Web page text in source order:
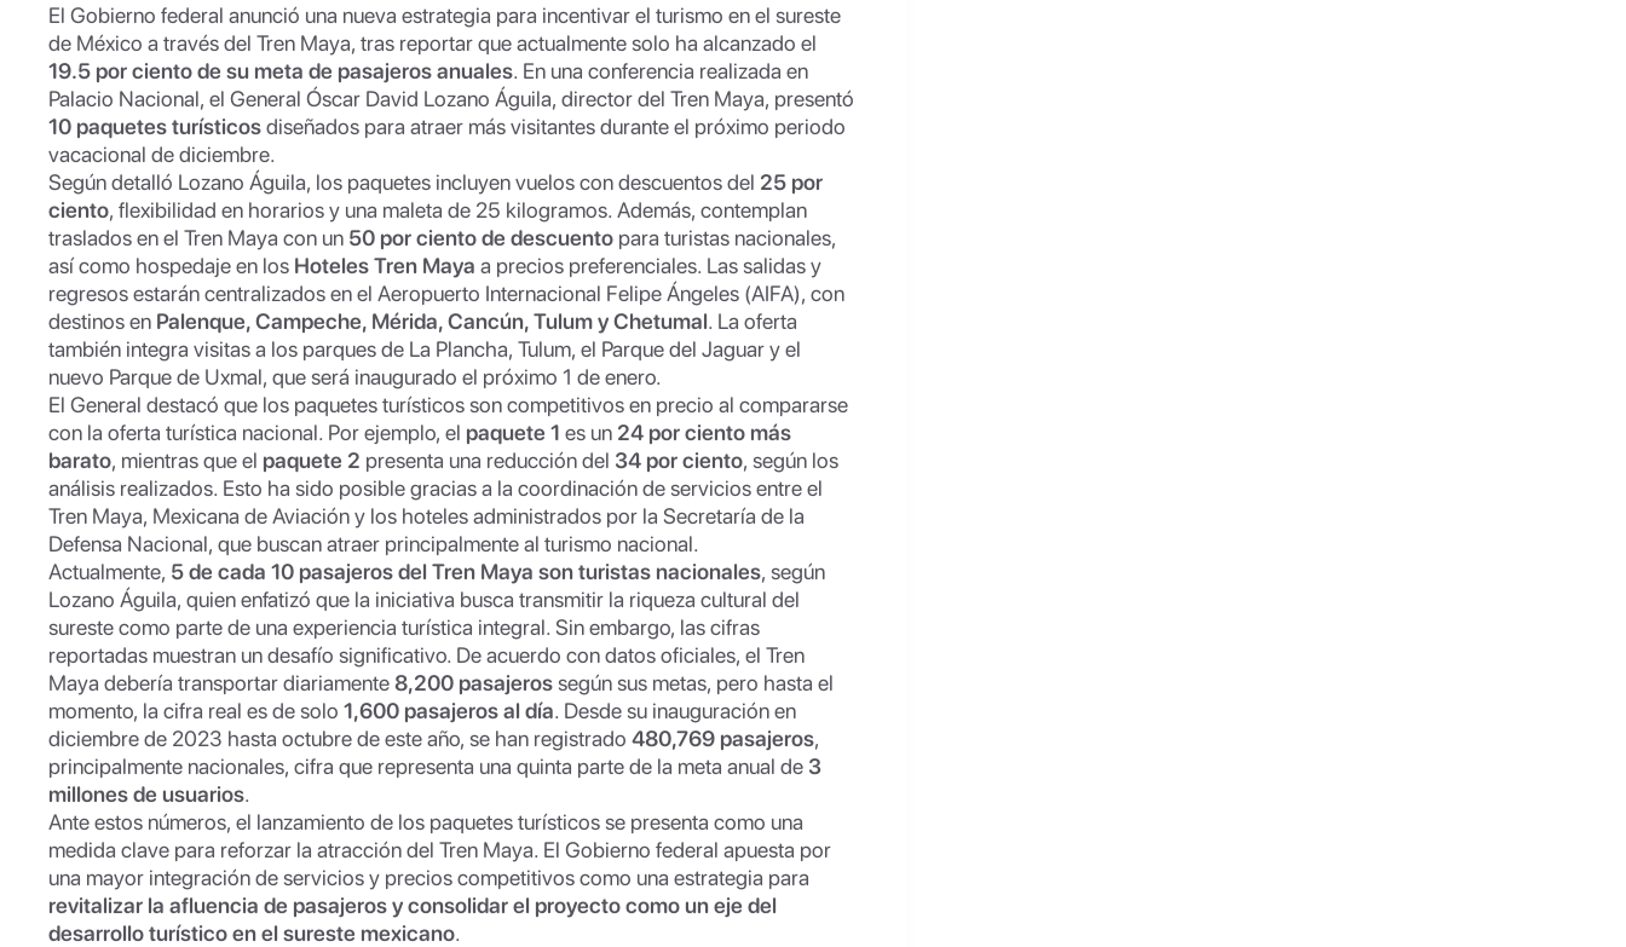
at
s
A
p
p
ail p
y
Li
n
k
El Gobierno federal anunció una nueva estrategia para incentivar el turismo en el sureste
de México a través del Tren Maya, tras reportar que actualmente solo ha alcanzado el
19.5 por ciento de su meta de pasajeros anuales. En una conferencia realizada en
Palacio Nacional, el General Óscar David Lozano Águila, director del Tren Maya, presentó
10 paquetes turísticosdiseñados para atraer más visitantes durante el próximo periodo
vacacional de diciembre.
Según detalló Lozano Águila, los paquetes incluyen vuelos con descuentos del 25 por
ciento, flexibilidad en horarios y una maleta de 25 kilogramos. Además, contemplan
traslados en el Tren Maya con un 50 por ciento de descuento para turistas nacionales,
así como hospedaje en los Hoteles Tren Maya a precios preferenciales. Las salidas y
regresos estarán centralizados en el Aeropuerto Internacional Felipe Ángeles (AIFA), con
destinos en Palenque, Campeche, Mérida, Cancún, Tulum y Chetumal. La oferta
también integra visitas a los parques de La Plancha, Tulum, el Parque del Jaguar y el
nuevo Parque de Uxmal, que será inaugurado el próximo 1 de enero.
El General destacó que los paquetes turísticos son competitivos en precio al compararse
con la oferta turística nacional. Por ejemplo, el paquete 1 es un 24 por ciento más
barato, mientras que el paquete 2 presenta una reducción del 34 por ciento, según los
análisis realizados. Esto ha sido posible gracias a la coordinación de servicios entre el
Tren Maya, Mexicana de Aviación y los hoteles administrados por la Secretaría de la
Defensa Nacional, que buscan atraer principalmente al turismo nacional.
Actualmente, 5 de cada 10 pasajeros del Tren Maya son turistas nacionales, según
Lozano Águila, quien enfatizó que la iniciativa busca transmitir la riqueza cultural del
sureste como parte de una experiencia turística integral. Sin embargo, las cifras
reportadas muestran un desafío significativo. De acuerdo con datos oficiales, el Tren
Maya debería transportar diariamente8,200 pasajeros según sus metas, pero hasta el
momento, la cifra real es de solo 1,600 pasajeros al día. Desde su inauguración en
diciembre de 2023 hasta octubre de este año, se han registrado 480,769 pasajeros,
principalmente nacionales, cifra que representa una quinta parte de la meta anual de 3
millones de usuarios.
Ante estos números, el lanzamiento de los paquetes turísticos se presenta como una
medida clave para reforzar la atracción del Tren Maya. El Gobierno federal apuesta por
una mayor integración de servicios y precios competitivos como una estrategia para
revitalizar la afluencia de pasajeros y consolidar el proyecto como un eje del
desarrollo turístico en el sureste mexicano.